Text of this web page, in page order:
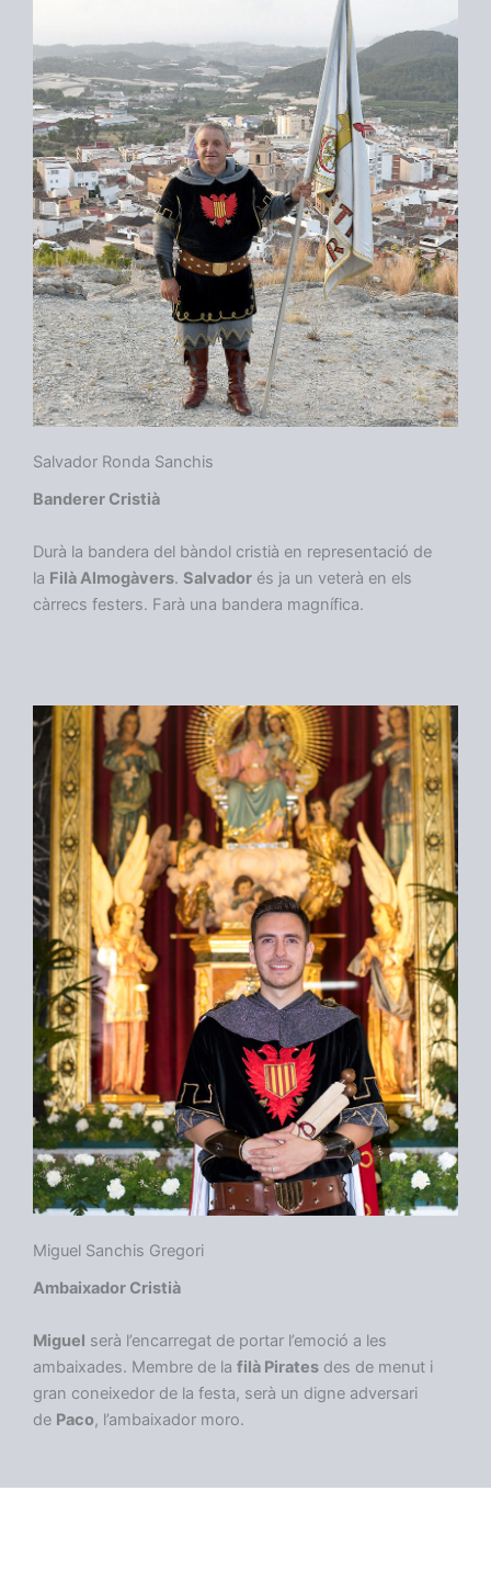
Salvador Ronda Sanchis
Banderer Cristià
Durà la bandera del bàndol cristià en representació de
la Filà Almogàvers. Salvador és ja un veterà en els
càrrecs festers. Farà una bandera magnífica.
Miguel Sanchis Gregori
Ambaixador Cristià
Miguel serà l’encarregat de portar l’emoció a les
ambaixades. Membre de la filà Pirates des de menut i
gran coneixedor de la festa, serà un digne adversari
de Paco, l’ambaixador moro.